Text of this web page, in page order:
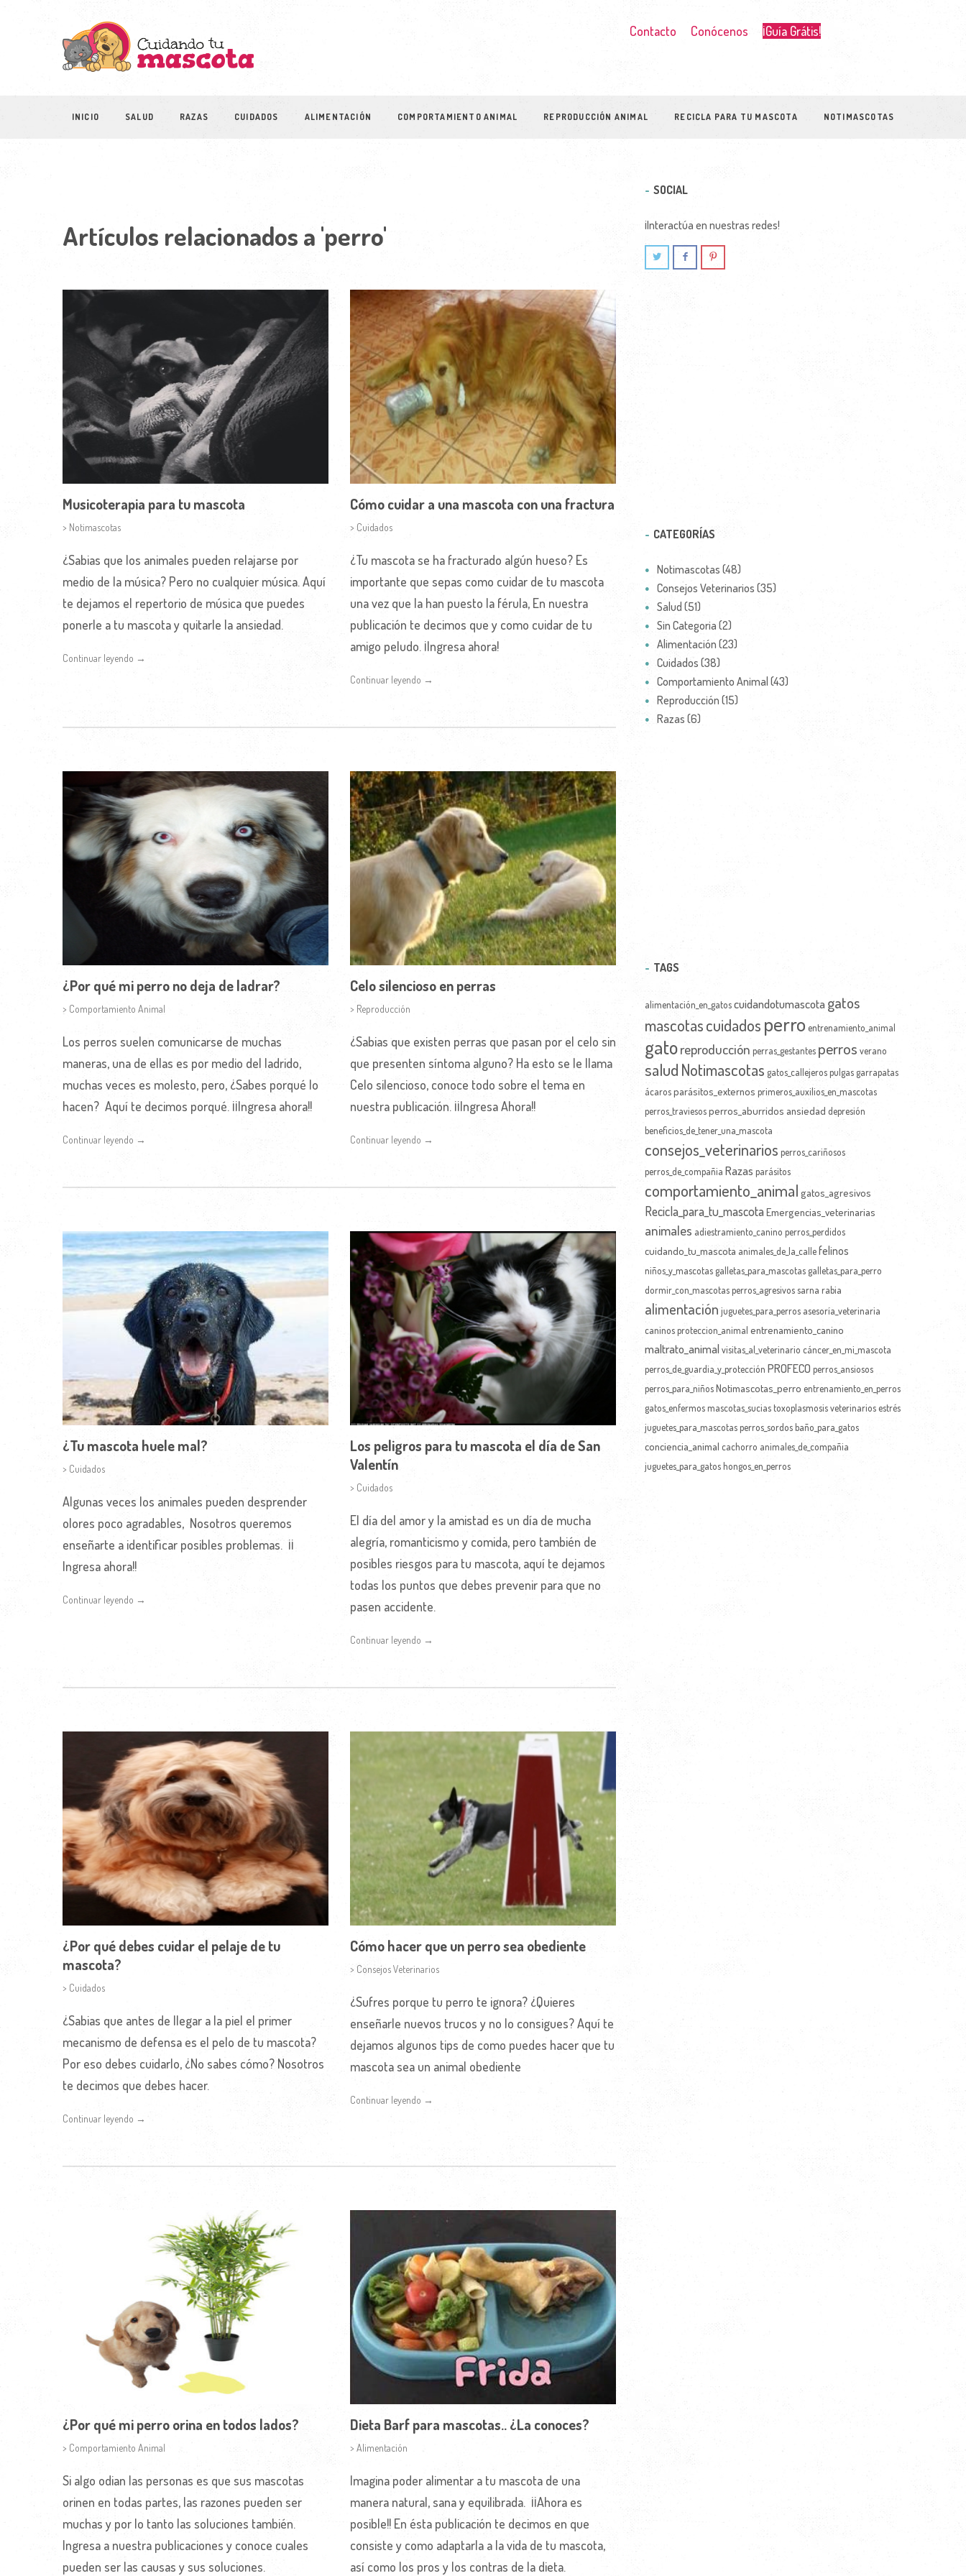
Contacto Conócenos ¡Guía Grátis!
INICIO SALUD RAZAS CUIDADOS ALIMENTACIÓN COMPORTAMIENTO ANIMAL REPRODUCCIÓN ANIMAL RECICLA PARA TU MASCOTA NOTIMASCOTAS
Artículos relacionados a 'perro'
Musicoterapia para tu mascota
> Notimascotas
¿Sabias que los animales pueden relajarse por
medio de la música? Pero no cualquier música. Aquí
te dejamos el repertorio de música que puedes
ponerle a tu mascota y quitarle la ansiedad.
Continuar leyendo →
Cómo cuidar a una mascota con una fractura
> Cuidados
¿Tu mascota se ha fracturado algún hueso? Es
importante que sepas como cuidar de tu mascota
una vez que la han puesto la férula, En nuestra
publicación te decimos que y como cuidar de tu
amigo peludo. ¡Ingresa ahora!
Continuar leyendo →
¿Por qué mi perro no deja de ladrar?
> Comportamiento Animal
Los perros suelen comunicarse de muchas
maneras, una de ellas es por medio del ladrido,
muchas veces es molesto, pero, ¿Sabes porqué lo
hacen? Aquí te decimos porqué. ¡¡Ingresa ahora!!
Continuar leyendo →
Celo silencioso en perras
> Reproducción
¿Sabias que existen perras que pasan por el celo sin
que presenten síntoma alguno? Ha esto se le llama
Celo silencioso, conoce todo sobre el tema en
nuestra publicación. ¡¡Ingresa Ahora!!
Continuar leyendo →
¿Tu mascota huele mal?
> Cuidados
Algunas veces los animales pueden desprender
olores poco agradables, Nosotros queremos
enseñarte a identificar posibles problemas. ¡¡
Ingresa ahora!!
Continuar leyendo →
Los peligros para tu mascota el día de San
Valentín
> Cuidados
El día del amor y la amistad es un día de mucha
alegría, romanticismo y comida, pero también de
posibles riesgos para tu mascota, aquí te dejamos
todas los puntos que debes prevenir para que no
pasen accidente.
Continuar leyendo →
¿Por qué debes cuidar el pelaje de tu
mascota?
> Cuidados
¿Sabias que antes de llegar a la piel el primer
mecanismo de defensa es el pelo de tu mascota?
Por eso debes cuidarlo, ¿No sabes cómo? Nosotros
te decimos que debes hacer.
Continuar leyendo →
Cómo hacer que un perro sea obediente
> Consejos Veterinarios
¿Sufres porque tu perro te ignora? ¿Quieres
enseñarle nuevos trucos y no lo consigues? Aquí te
dejamos algunos tips de como puedes hacer que tu
mascota sea un animal obediente
Continuar leyendo →
¿Por qué mi perro orina en todos lados?
> Comportamiento Animal
Si algo odian las personas es que sus mascotas
orinen en todas partes, las razones pueden ser
muchas y por lo tanto las soluciones también.
Ingresa a nuestra publicaciones y conoce cuales
pueden ser las causas y sus soluciones.
Dieta Barf para mascotas.. ¿La conoces?
> Alimentación
Imagina poder alimentar a tu mascota de una
manera natural, sana y equilibrada. ¡¡Ahora es
posible!! En ésta publicación te decimos en que
consiste y como adaptarla a la vida de tu mascota,
así como los pros y los contras de la dieta.
SOCIAL
¡Interactúa en nuestras redes!
CATEGORÍAS
Notimascotas (48)
Consejos Veterinarios (35)
Salud (51)
Sin Categoria (2)
Alimentación (23)
Cuidados (38)
Comportamiento Animal (43)
Reproducción (15)
Razas (6)
TAGS
alimentación_en_gatoscuidandotumascota gatos
mascotascuidados perro entrenamiento_animal
gatoreproducción perras_gestantes perros verano
salud Notimascotas gatos_callejerospulgas garrapatas
ácarosparásitos_externos primeros_auxilios_en_mascotas
perros_traviesosperros_aburridos ansiedad depresión
beneficios_de_tener_una_mascota
consejos_veterinarios perros_cariñosos
perros_de_compañia Razas parásitos
comportamiento_animal gatos_agresivos
Recicla_para_tu_mascota Emergencias_veterinarias
animales adiestramiento_canino perros_perdidos
cuidando_tu_mascota animales_de_la_callefelinos
niños_y_mascotas galletas_para_mascotas galletas_para_perro
dormir_con_mascotas perros_agresivossarna rabia
alimentación juguetes_para_perros asesoría_veterinaria
caninosproteccion_animal entrenamiento_canino
maltrato_animal visitas_al_veterinario cáncer_en_mi_mascota
perros_de_guardia_y_protección PROFECO perros_ansiosos
perros_para_niñosNotimascotas_perro entrenamiento_en_perros
gatos_enfermos mascotas_sucias toxoplasmosisveterinarios estrés
juguetes_para_mascotas perros_sordos baño_para_gatos
conciencia_animal cachorro animales_de_compañia
juguetes_para_gatos hongos_en_perros